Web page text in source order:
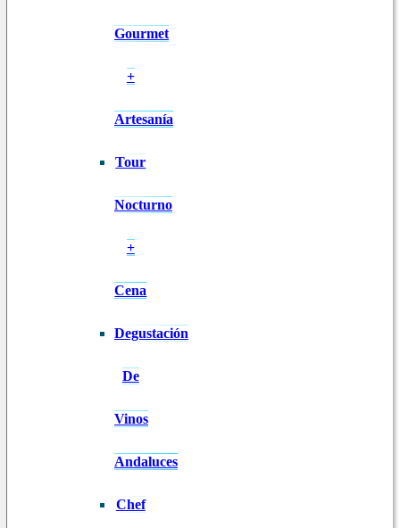
Gourmet
+
Artesanía
Tour
Nocturno
+
Cena
Degustación
De
Vinos
Andaluces
Chef